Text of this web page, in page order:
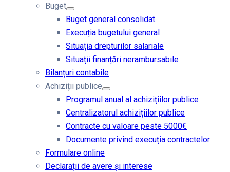
Buget
Buget general consolidat
Execuția bugetului general
Situația drepturilor salariale
Situații finanțări nerambursabile
Bilanțuri contabile
Achiziții publice
Programul anual al achizițiilor publice
Centralizatorul achizițiilor publice
Contracte cu valoare peste 5000€
Documente privind execuția contractelor
Formulare online
Declarații de avere și interese